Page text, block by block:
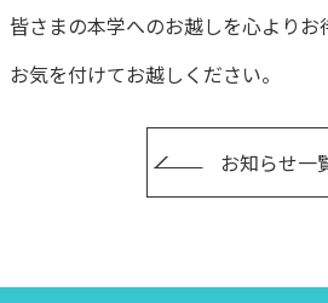
皆さまの本学へのお越しを心よりお
お気を付けてお越しください。
お知らせ一